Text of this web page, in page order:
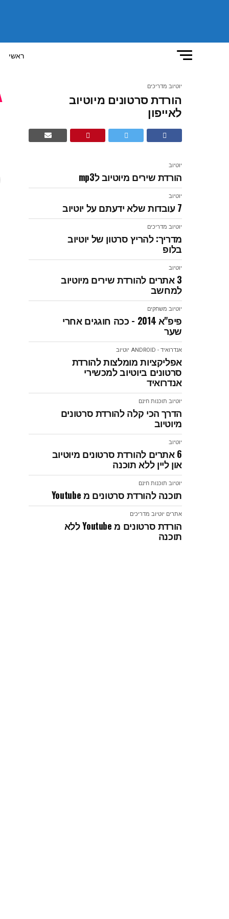
ראשי
יוטיוב מדריכים
הורדת סרטונים מיוטיוב
לאייפון
יוטיוב
הורדת שירים מיוטיוב לmp3
יוטיוב
7 עובדות שלא ידעתם על יוטיוב
יוטיוב מדריכים
מדריך: להריץ סרטון של יוטיוב
בלופ
יוטיוב
3 אתרים להורדת שירים מיוטיוב
למחשב
יוטיוב משחקים
פיפ"א 2014 - ככה חוגגים אחרי
שער
אנדרואיד - ANDROID יוטיוב
אפליקציות מומלצות להורדת
סרטונים ביוטיוב למכשירי
אנדרואיד
יוטיוב תוכנות חינם
הדרך הכי קלה להורדת סרטונים
מיוטיוב
יוטיוב
6 אתרים להורדת סרטונים מיוטיוב
און ליין ללא תוכנה
יוטיוב תוכנות חינם
תוכנה להורדת סרטונים מ Youtube
אתרים יוטיוב מדריכים
הורדת סרטונים מ Youtube ללא
תוכנה